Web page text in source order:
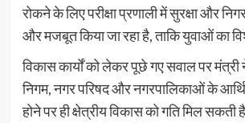
रोकने के लिए परीक्षा प्रणाली में सुरक्षा और
और मजबूत किया जा रहा है, ताकि युवाओं का
विकास कार्यों को लेकर पूछे गए सवाल पर मंत्री
निगम, नगर परिषद और नगरपालिकाओं के
होने पर ही क्षेत्रीय विकास को गति मिल सकती